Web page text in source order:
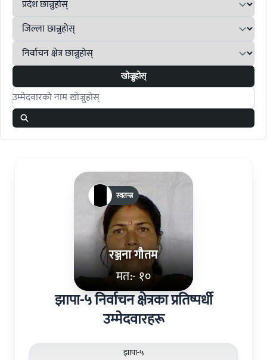
खोज्नुहोस्
Search candidates
रञ्जना गौतम
मत:- १०
स्वतन्त्र
झापा-५ निर्वाचन क्षेत्रका प्रतिष्पर्धी
उम्मेदवारहरू
झापा-५